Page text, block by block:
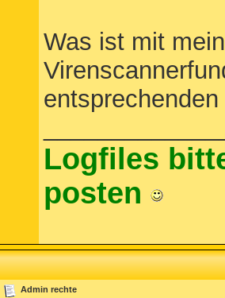
Was ist mit
Logfiles
posten
Admin rechte